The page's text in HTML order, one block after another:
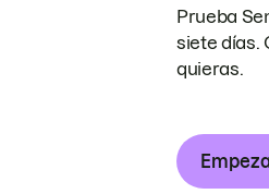
Prueba
siete días.
quieras.